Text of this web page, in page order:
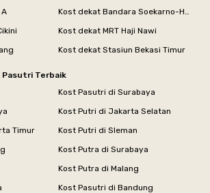
Kost dekat Bandara Soekarno-Hatta
Kost dekat MRT Haji Nawi
Kost dekat Stasiun Bekasi Timur
Terbaik
Kost Pasutri di Surabaya
Kost Putri di Jakarta Selatan
Timur
Kost Putri di Sleman
Kost Putra di Surabaya
Kost Putra di Malang
Kost Pasutri di Bandung